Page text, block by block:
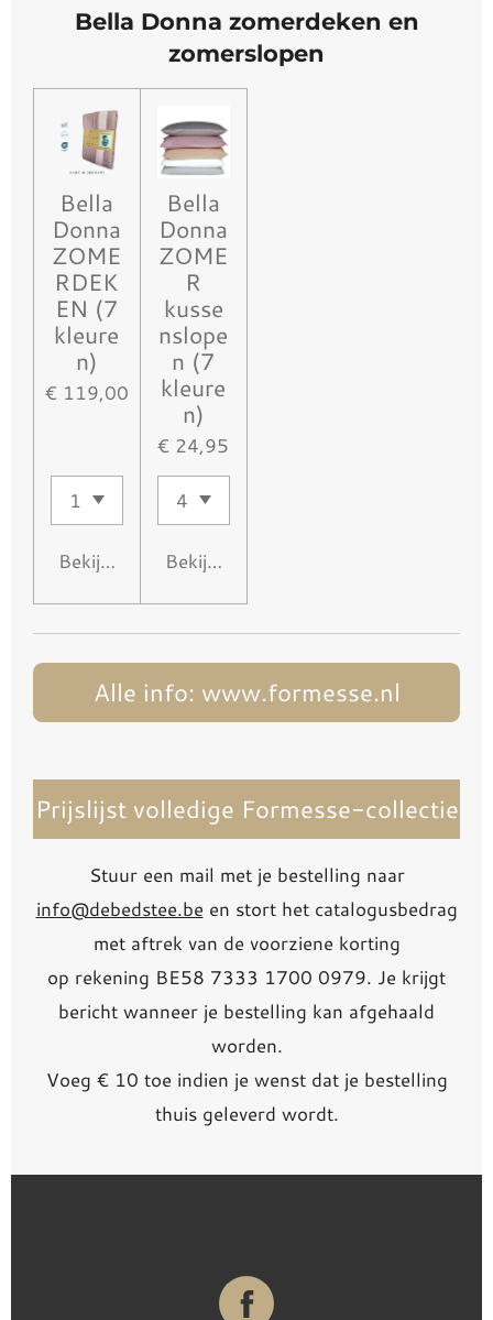
Bella Donna zomerdeken en
zomerslopen
Bella
Donna
ZOME
RDEK
EN (7
kleure
n)
€ 119,00
Bekijk details
Bella
Donna
ZOME
R
kusse
nslope
n (7
kleure
n)
€ 24,95
Bekijk details
Alle info: www.formesse.nl
Prijslijst volledige Formesse-collectie
Stuur een mail met je bestelling naar
info@debedstee.be en stort het catalogusbedrag
met aftrek van de voorziene korting
op rekening BE58 7333 1700 0979. Je krijgt
bericht wanneer je bestelling kan afgehaald
worden.
Voeg € 10 toe indien je wenst dat je bestelling
thuis geleverd wordt.